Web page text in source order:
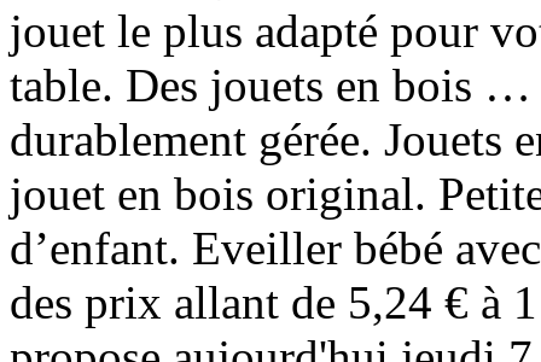
jouet le plus adapté pour
table. Des jouets en bois
durablement gérée. Jouets
jouet en bois original.
d’enfant. Eveiller bébé
des prix allant de 5,24 € à